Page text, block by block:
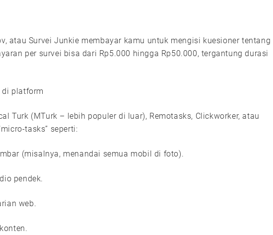
atau Survei Junkie membayar kamu untuk mengisi kuesioner tentang
per survei bisa dari Rp5.000 hingga Rp50.000, tergantung durasi
di platform
Turk (MTurk – lebih populer di luar), Remotasks, Clickworker, atau
tasks” seperti:
(misalnya, menandai semua mobil di foto).
pendek.
web.